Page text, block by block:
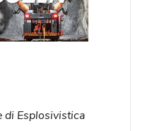
di Esplosivistica